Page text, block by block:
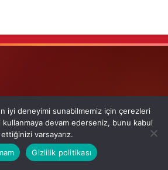
Kararı Kapsamında İndirimi Kabul
Vergisi Bildirimine İlişkin GİB Duyurusu
Hastalıkları İstatistikleri – 2025
iyi deneyimi sunabilmemiz için çerezleri
kullanmaya devam ederseniz, bunu kabul
ettiğinizi varsayarız.
Gizlilik politikası